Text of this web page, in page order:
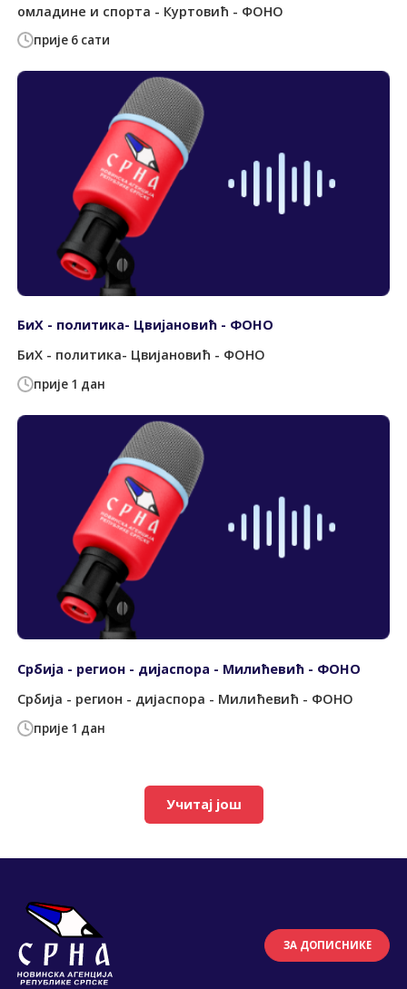
прије 6 сати
омладине и спорта - Куртовић - ФОНО
прије 1 дан
БиХ - политика- Цвијановић - ФОНО
БиХ - политика- Цвијановић - ФОНО
прије 1 дан
Србија - регион - дијаспора - Милићевић - ФОНО
Србија - регион - дијаспора - Милићевић - ФОНО
Учитај још
ЗА ДОПИСНИКЕ